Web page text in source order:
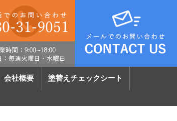
会社概要 塗替えチェックシート